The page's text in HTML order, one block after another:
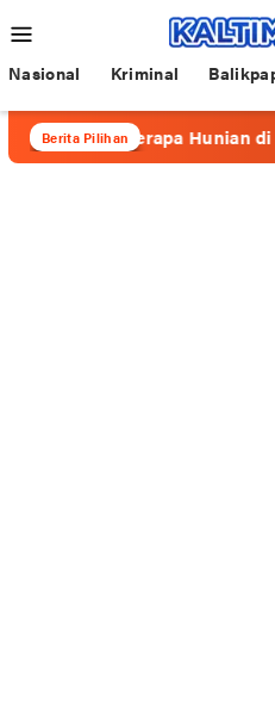
ke
kontenMobile
Nasional Kriminal
Berita Pilihan
Beberapa Hunian di